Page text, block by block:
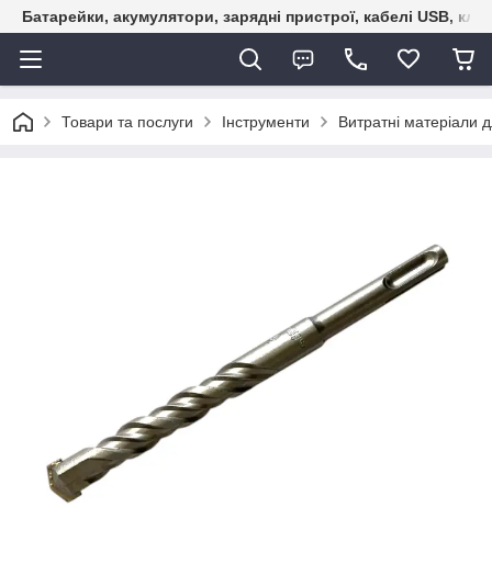
Батарейки, акумулятори, зарядні пристрої, кабелі USB,
Товари та послуги Інструменти Витратні матеріали